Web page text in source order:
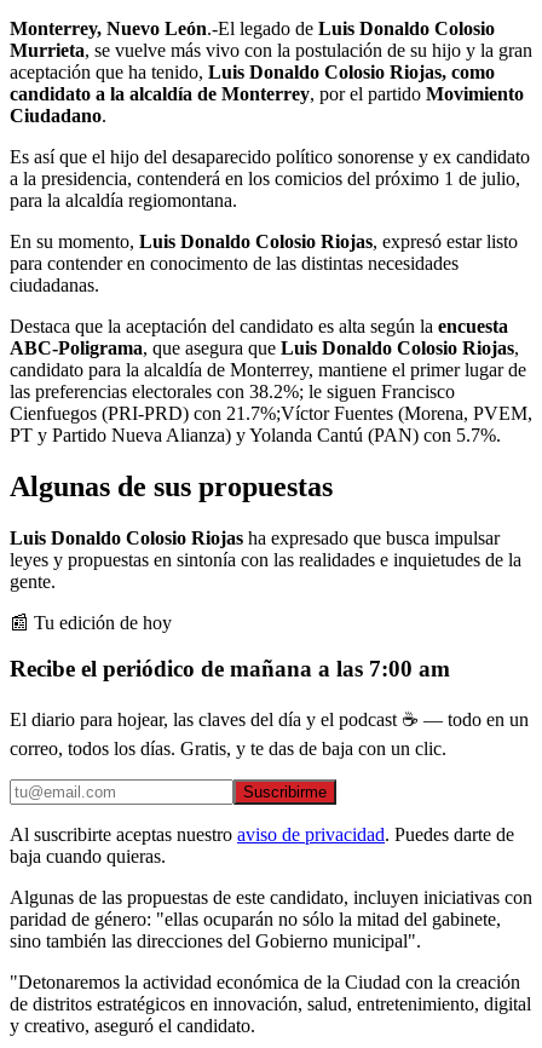
Monterrey, Nuevo León.-El legado de Luis Donaldo Colosio
Murrieta, se vuelve más vivo con la postulación de su hijo y la gran
aceptación que ha tenido, Luis Donaldo Colosio Riojas, como
candidato a la alcaldía de Monterrey, por el partido Movimiento
Ciudadano.
Es así que el hijo del desaparecido político sonorense y ex candidato
a la presidencia, contenderá en los comicios del próximo 1 de julio,
para la alcaldía regiomontana.
En su momento, Luis Donaldo Colosio Riojas, expresó estar listo
para contender en conocimento de las distintas necesidades
ciudadanas.
Destaca que la aceptación del candidato es alta según la encuesta
ABC-Poligrama, que asegura que Luis Donaldo Colosio Riojas,
candidato para la alcaldía de Monterrey, mantiene el primer lugar de
las preferencias electorales con 38.2%; le siguen Francisco
Cienfuegos (PRI-PRD) con 21.7%;Víctor Fuentes (Morena, PVEM,
PT y Partido Nueva Alianza) y Yolanda Cantú (PAN) con 5.7%.
Algunas de sus propuestas
Luis Donaldo Colosio Riojas ha expresado que busca impulsar
leyes y propuestas en sintonía con las realidades e inquietudes de la
gente.
📰 Tu edición de hoy
Recibe el periódico de mañana a las 7:00 am
El diario para hojear, las claves del día y el podcast ☕ — todo en un
correo, todos los días. Gratis, y te das de baja con un clic.
Suscribirme
Al suscribirte aceptas nuestro aviso de privacidad. Puedes darte de
baja cuando quieras.
Algunas de las propuestas de este candidato, incluyen iniciativas con
paridad de género: "ellas ocuparán no sólo la mitad del gabinete,
sino también las direcciones del Gobierno municipal".
"Detonaremos la actividad económica de la Ciudad con la creación
de distritos estratégicos en innovación, salud, entretenimiento, digital
y creativo, aseguró el candidato.